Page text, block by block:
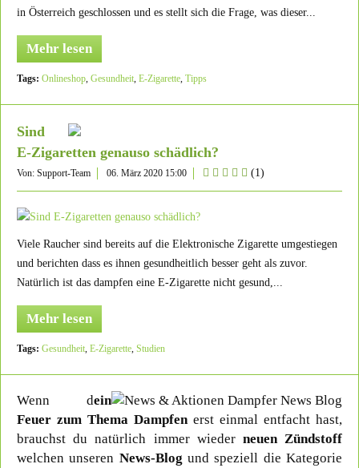
in Österreich geschlossen und es stellt sich die Frage, was dieser...
Mehr lesen
Tags: Onlineshop, Gesundheit, E-Zigarette, Tipps
Sind
E-Zigaretten genauso schädlich?
Von: Support-Team 06. März 2020 15:00 (1)
Viele Raucher sind bereits auf die Elektronische Zigarette umgestiegen
und berichten dass es ihnen gesundheitlich besser geht als zuvor.
Natürlich ist das dampfen eine E-Zigarette nicht gesund,...
Mehr lesen
Tags: Gesundheit, E-Zigarette, Studien
Wenn dein
Feuer zum Thema Dampfenerst einmal entfacht hast,
brauchst du natürlich immer wieder neuen Zündstoff
welchen unseren News-Blog und speziell die Kategorie